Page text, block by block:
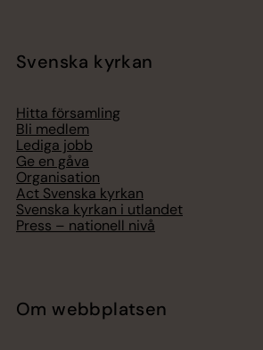
Svenska kyrkan
Hitta församling
Bli medlem
Lediga jobb
Ge en gåva
Organisation
Act Svenska kyrkan
Svenska kyrkan i utlandet
Press – nationell nivå
Om webbplatsen